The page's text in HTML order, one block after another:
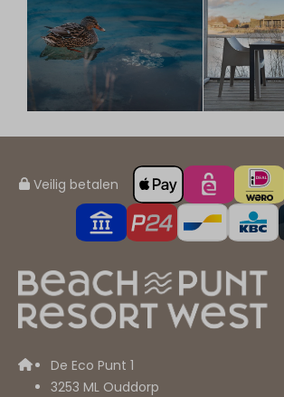
Veilig betalen
De Eco Punt 1
3253 ML Ouddorp